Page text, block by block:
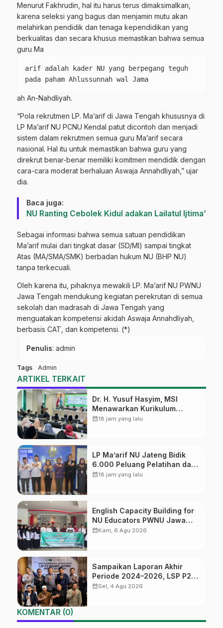
Menurut Fakhrudin, hal itu harus terus dimaksimalkan,
karena seleksi yang bagus dan menjamin mutu akan
melahirkan pendidik dan tenaga kependidikan yang
berkualitas dan secara khusus memastikan bahwa semua
guru Ma
arif adalah kader NU yang berpegang teguh
pada paham Ahlussunnah wal Jama
ah An-Nahdliyah.
“Pola rekrutmen LP. Ma’arif di Jawa Tengah khususnya di
LP Ma’arif NU PCNU Kendal patut dicontoh dan menjadi
sistem dalam rekrutmen semua guru Ma’arif secara
nasional. Hal itu untuk memastikan bahwa guru yang
direkrut benar-benar memiliki komitmen mendidik dengan
cara-cara moderat berhaluan Aswaja Annahdliyah,” ujar
dia.
Baca juga:
NU Ranting Cebolek Kidul adakan Lailatul Ijtima’
Sebagai informasi bahwa semua satuan pendidikan
Ma’arif mulai dari tingkat dasar (SD/MI) sampai tingkat
Atas (MA/SMA/SMK) berbadan hukum NU (BHP NU)
tanpa terkecuali.
Oleh karena itu, pihaknya mewakili LP. Ma’arif NU PWNU
Jawa Tengah mendukung kegiatan perekrutan di semua
sekolah dan madrasah di Jawa Tengah yang
menguatakan kompetensi akidah Aswaja Annahdliyah,
berbasis CAT, dan kompetensi. (*)
Penulis: admin
Tags Admin
ARTIKEL TERKAIT
Dr. H. Yusuf Hasyim, MSI
Menawarkan Kurikulum
Diversifikasi, Harapan Baru
calendar_month18 jam yang lalu
LP Ma’arif NU Jateng Bidik
6.000 Peluang Pelatihan dan
Sertifikasi bagi Lulusan SMK
calendar_month18 jam yang lalu
English Capacity Building for
NU Educators PWNU Jawa
Tengah Batch#4; Membuka
calendar_monthKam, 6 Agu 2026
Sampaikan Laporan Akhir
Periode 2024–2026, LSP P2
Ma’arif NU Jateng Mantapkan
calendar_monthSel, 4 Agu 2026
KOMENTAR (0)